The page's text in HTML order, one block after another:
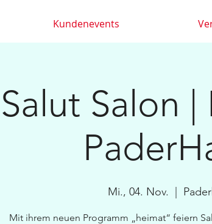
Kundenevents
Salut Salon |
Mi., 04. Nov.
Mit ihrem neuen Programm „heimat“ feiern